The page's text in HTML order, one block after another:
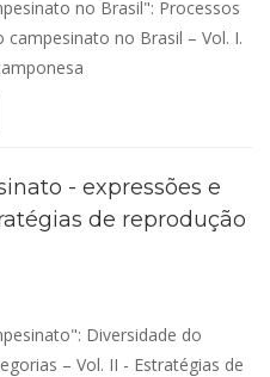
no Brasil": Processos
no Brasil – Vol. I.
- expressões e
de reprodução
Diversidade do
– Vol. II - Estratégias de